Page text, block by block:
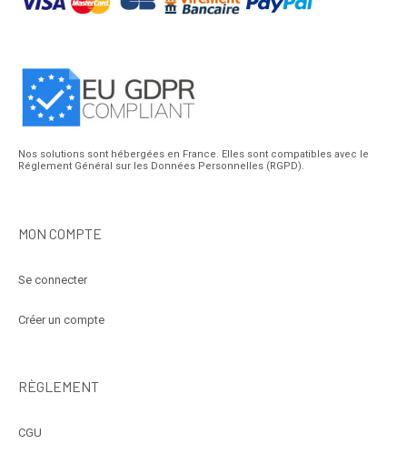
Nos solutions sont hébergées en France. Elles sont compatibles avec le
Réglement Général sur les Données Personnelles (RGPD).
MON COMPTE
Se connecter
Créer un compte
RÈGLEMENT
CGU